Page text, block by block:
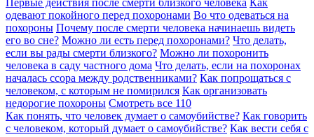
Первые действия после смерти близкого человека Как
одевают покойного перед похоронами Во что одеваться на
похороны Почему после смерти человека начинаешь видеть
его во сне? Можно ли есть перед похоронами? Что делать,
если вы рады смерти близкого? Можно ли похоронить
человека в саду частного дома Что делать, если на похоронах
началась ссора между родственниками? Как попрощаться с
человеком, с которым не помирился Как организовать
недорогие похороны Смотреть все 110
Как понять, что человек думает о самоубийстве? Как говорить
с человеком, который думает о самоубийстве? Как вести себя с